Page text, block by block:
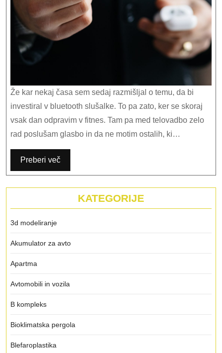
Že kar nekaj časa sem sedaj razmišljal o temu, da bi
investiral v bluetooth slušalke. To pa zato, ker se skoraj
vsak dan odpravim v fitnes. Tam pa med telovadbo zelo
rad poslušam glasbo in da ne motim ostalih, ki…
Preberi več
KATEGORIJE
3d modeliranje
Akumulator za avto
Apartma
Avtomobili in vozila
B kompleks
Bioklimatska pergola
Blefaroplastika